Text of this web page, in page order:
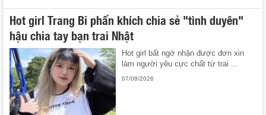
Hot girl Trang Bi phấn khích chia sẻ "tình duyên"
hậu chia tay bạn trai Nhật
Hot girl bất ngờ nhận được đơn xin
làm người yêu cực chất từ trai ...
07/08/2026